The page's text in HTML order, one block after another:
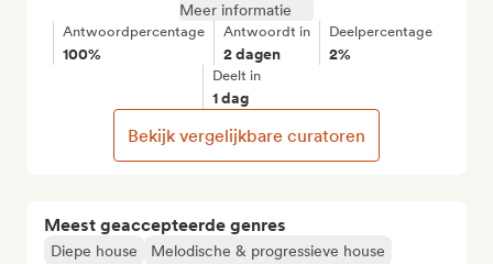
Meest geaccepteerde genres
Diepe house Melodische & progressieve house
Meer informatie
Antwoordpercentage
100%
Antwoordt in
2 dagen
Deelpercentage
2%
Deelt in
1 dag
Bekijk vergelijkbare curatoren